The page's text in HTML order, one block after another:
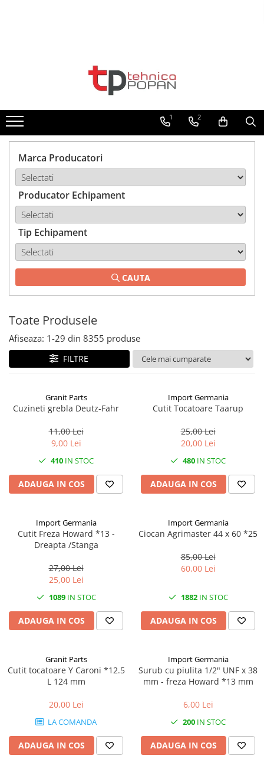
1. Piese & Accesorii Tractoare
1.1. Cabina & Caroserie
1.1.1. Geamuri
1.1.3. Embleme & Abtibilduri
1.1.4. Climatizare si accesorii
1.2. Piese cu Prindere în 3
Puncte si mecanism de ridicare
1.2.1. Prindere in 3 puncte
1.2.2. Mecanism de ridicare -
Tiranti si accesorii
1.3. Scaune & Accesorii
1.3.1. Scaune
tractoare
1.4.1. Pompe hidraulice
1.4.2. Joystick
1.4.3. Distribuitoare
1.4.4. Cilindri si accesorii
1.5.1. Combustibili
1.5.3. Garnituri
1.5.4. Piese de schimb pentru
motor si accesorii
1.5.6. Răcire
1.5.7. Filtre
1.5.9. Chiulasa si supape
1 2
Marca Producatori
Producator Echipament
Tip Echipament
CAUTA
Toate Produsele
Afiseaza: 1-29 din 8355 produse
FILTRE
Granit Parts
Cuzineti grebla Deutz-Fahr
11,00 Lei
9,00 Lei
410 IN STOC
ADAUGA IN COS
Import Germania
Cutit Tocatoare Taarup
25,00 Lei
20,00 Lei
480 IN STOC
ADAUGA IN COS
Import Germania
Cutit Freza Howard *13 -
Dreapta /Stanga
27,00 Lei
25,00 Lei
1089IN STOC
ADAUGA IN COS
Import Germania
Ciocan Agrimaster 44 x 60 *25
85,00 Lei
60,00 Lei
1882IN STOC
ADAUGA IN COS
Granit Parts
Cutit tocatoare Y Caroni *12.5
L 124 mm
20,00 Lei
LA COMANDA
ADAUGA IN COS
Import Germania
Surub cu piulita 1/2" UNF x 38
mm - freza Howard *13 mm
6,00 Lei
200 IN STOC
ADAUGA IN COS